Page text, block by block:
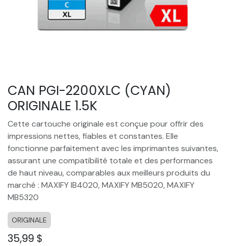
CAN PGI-2200XLC (CYAN)
ORIGINALE 1.5K
Cette cartouche originale est conçue pour offrir des
impressions nettes, fiables et constantes. Elle
fonctionne parfaitement avec les imprimantes suivantes,
assurant une compatibilité totale et des performances
de haut niveau, comparables aux meilleurs produits du
marché : MAXIFY IB4020, MAXIFY MB5020, MAXIFY
MB5320
ORIGINALE
35,99 $